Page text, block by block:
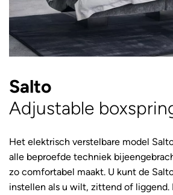
Salto
Adjustable
Het elektrisch verstelbare model
alle beproefde techniek
zo comfortabel maakt. U kunt de
instellen als u wilt, zittend of liggend.